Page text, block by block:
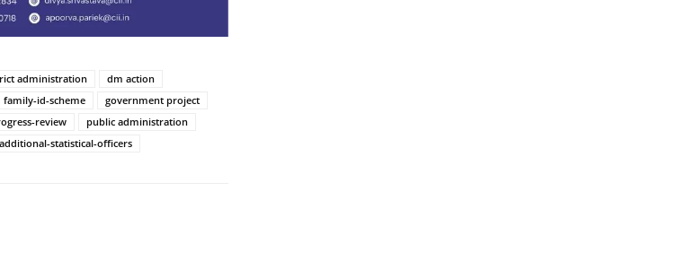
administration
dm action
family-id-scheme
government project
review
public administration
statistical-officers